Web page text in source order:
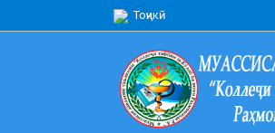
Тоҷикӣ